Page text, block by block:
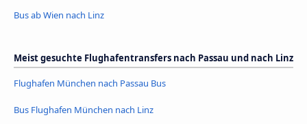
Bus ab Wien nach Linz
Meist gesuchte Flughafentransfers nach Passau und nach Linz
Flughafen München nach Passau Bus
Bus Flughafen München nach Linz